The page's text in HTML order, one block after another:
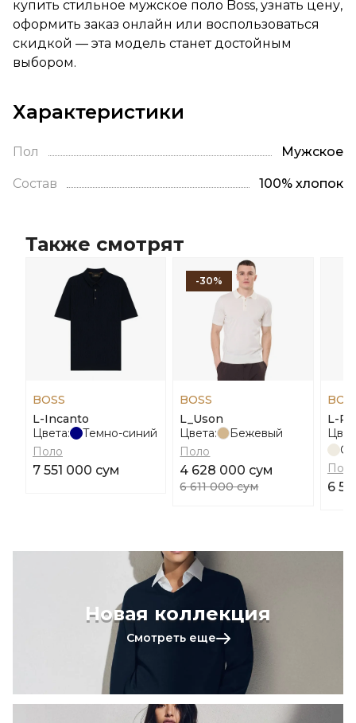
купить стильное мужское поло Boss, узнать цену,
оформить заказ онлайн или воспользоваться
скидкой — эта модель станет достойным
выбором.
Характеристики
Пол Мужское
Состав 100% хлопок
Также смотрят
BOSS
L-Incanto
Цвета:
Темно-синий
Поло
7 551 000 сум
-30%
BOSS
L_Uson
Цвета:
Бежевый
Поло
4 628 000 сум
6 611 000 сум
L-
6
Новая коллекция
Смотреть еще